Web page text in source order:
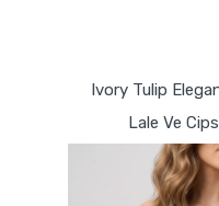
Ivory Tulip
Lale Ve